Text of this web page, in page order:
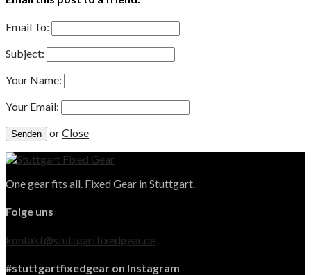
Email To:
Subject:
Your Name:
Your Email:
orClose
One gear fits all. Fixed Gear in Stuttgart.
Folge uns
kontakt@stuttgartfixedgear.de
#stuttgartfixedgear on Instagram